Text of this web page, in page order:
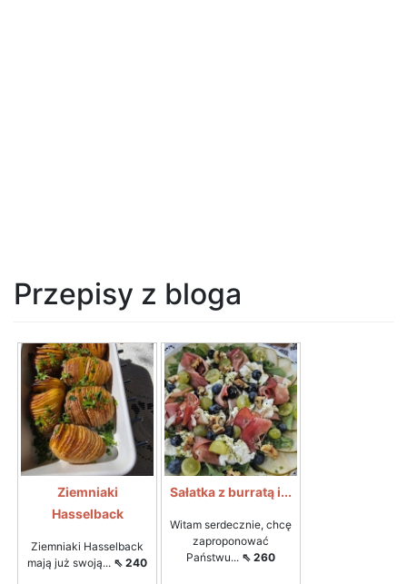
Przepisy z bloga
Ziemniaki
Hasselback
Ziemniaki Hasselback
mają już swoją... ⇖ 240
Sałatka z burratą i...
Witam serdecznie, chcę
zaproponować
Państwu... ⇖ 260